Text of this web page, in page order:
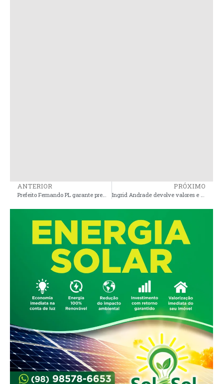
ANTERIOR
Prefeito Fernando PL garante premiação de R$ 40 mil para o campeonato municipal de futebol
PRÓXIMO
Ingrid Andrade devolve valores e pede absolvição em caso de rifas; ex-prefeito de Arari nega ligação